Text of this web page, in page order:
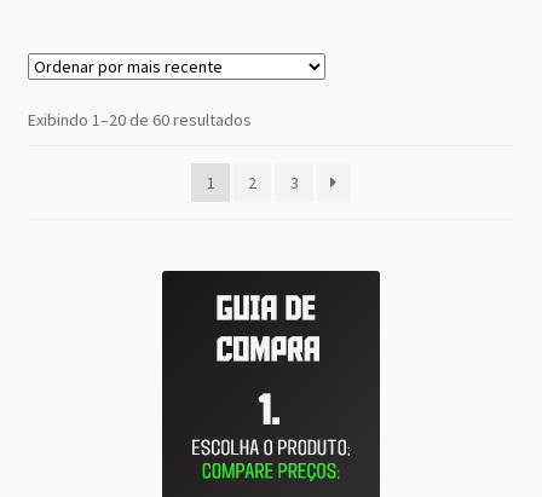
Exibindo 1–20 de 60 resultadosClassificado
1 2 3